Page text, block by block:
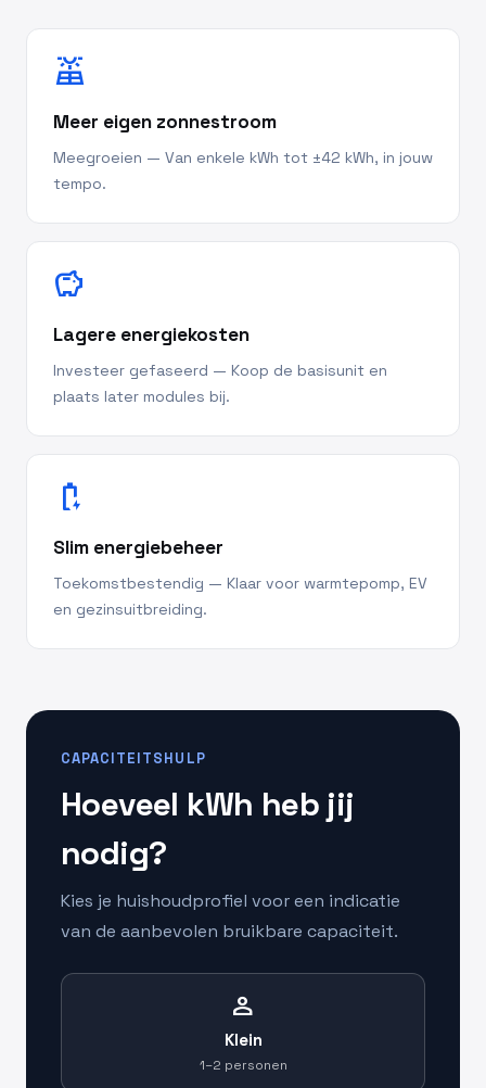
solar_power
Meer eigen zonnestroom
Meegroeien — Van enkele kWh tot ±42 kWh, in jouw
tempo.
savings
Lagere energiekosten
Investeer gefaseerd — Koop de basisunit en
plaats later modules bij.
battery_charging_full
Slim energiebeheer
Toekomstbestendig — Klaar voor warmtepomp, EV
en gezinsuitbreiding.
CAPACITEITSHULP
Hoeveel kWh heb jij
nodig?
Kies je huishoudprofiel voor een indicatie
van de aanbevolen bruikbare capaciteit.
person
Klein
1–2 personen